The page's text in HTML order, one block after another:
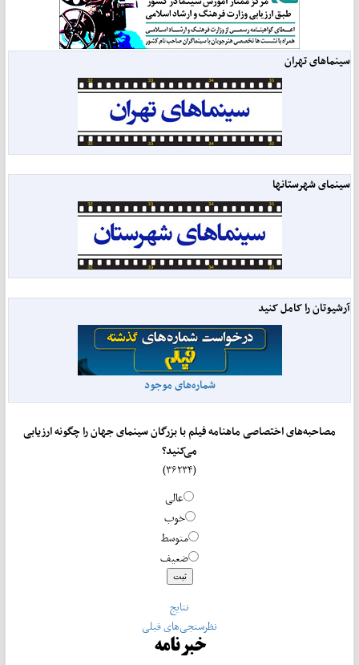
سینماهای تهران
سینمای شهرستانها
آرشیوتان را کامل کنید
شماره‌های موجود
مصاحبه‌های اختصاصی ماهنامه فیلم با بزرگان سینمای جهان را چگونه ارزیابی
می‌کنید؟
عالی
خوب
متوسط
ضعیف
نتایج
نظرسنجی‌های قبلی
خبرنامه